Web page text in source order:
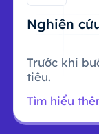
Nghiên
Trước khi
tiêu.
Tìm hiểu